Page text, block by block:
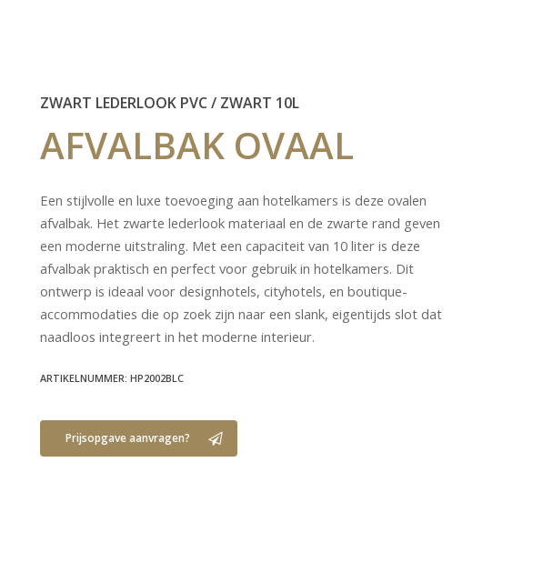
ZWART LEDERLOOK PVC / ZWART 10L
AFVALBAK OVAAL
Een stijlvolle en luxe toevoeging aan hotelkamers is deze ovalen
afvalbak. Het zwarte lederlook materiaal en de zwarte rand geven
een moderne uitstraling. Met een capaciteit van 10 liter is deze
afvalbak praktisch en perfect voor gebruik in hotelkamers. Dit
ontwerp is ideaal voor designhotels, cityhotels, en boutique-
accommodaties die op zoek zijn naar een slank, eigentijds slot dat
naadloos integreert in het moderne interieur.
ARTIKELNUMMER: HP2002BLC
Prijsopgave aanvragen?